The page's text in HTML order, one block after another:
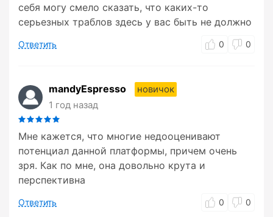
себя могу смело сказать, что каких-то
серьезных траблов здесь у вас быть не должно
Ответить 0 0
mandyEspresso
новичок
1 год назад
Мне кажется, что многие недооценивают
потенциал данной платформы, причем очень
зря. Как по мне, она довольно крута и
перспективна
Ответить 0 0